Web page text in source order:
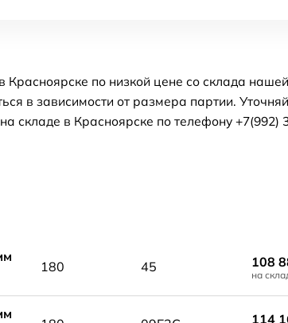
Красноярске по низкой цене со склада
в зависимости от размера партии.
складе в Красноярске по телефону +7(992)
180 45 108
на
114